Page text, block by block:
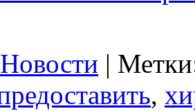
Новости |
,